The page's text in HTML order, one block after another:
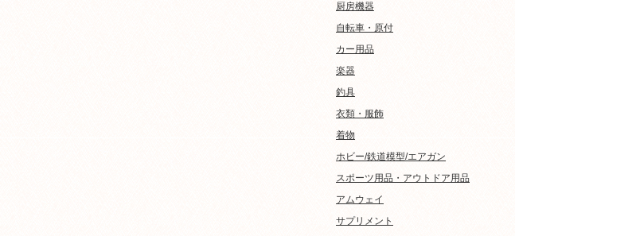
厨房機器
自転車・原付
カー用品
楽器
釣具
衣類・服飾
着物
ホビー/鉄道模型/エアガン
スポーツ用品・アウトドア用品
アムウェイ
サプリメント